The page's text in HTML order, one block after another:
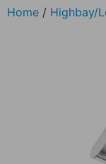
Home / Highbay/